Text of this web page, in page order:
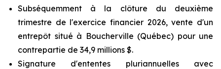
Subséquemment à la clôture du deuxième
trimestre de l'exercice financier 2026, vente d'un
entrepôt situé à Boucherville (Québec) pour une
contrepartie de 34,9 millions $.
Signature d'ententes pluriannuelles avec